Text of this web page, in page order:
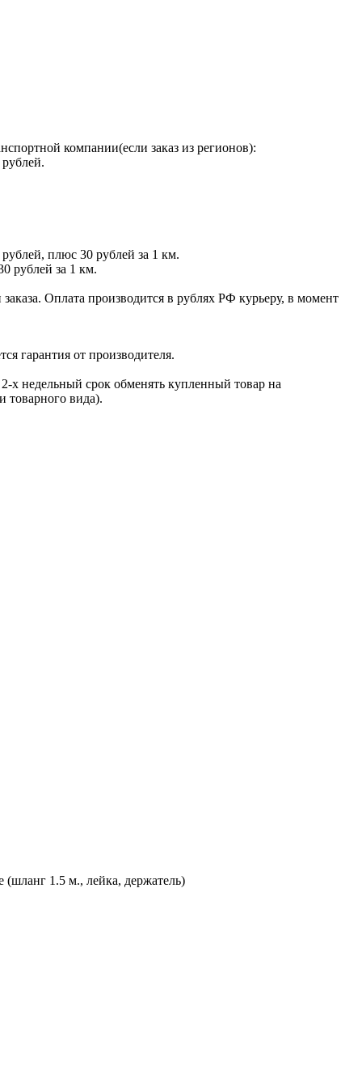
компании(если заказ из регионов):
плюс 30 рублей за 1 км.
рублей за 1 км.
Оплата производится в рублях РФ курьеру, в момент
гарантия от производителя.
х недельный срок обменять купленный товар на
товарного вида).
1.5 м., лейка, держатель)